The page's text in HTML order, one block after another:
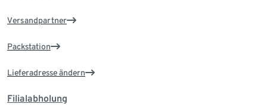
Versandpartner
Packstation
Lieferadresse ändern
Filialabholung